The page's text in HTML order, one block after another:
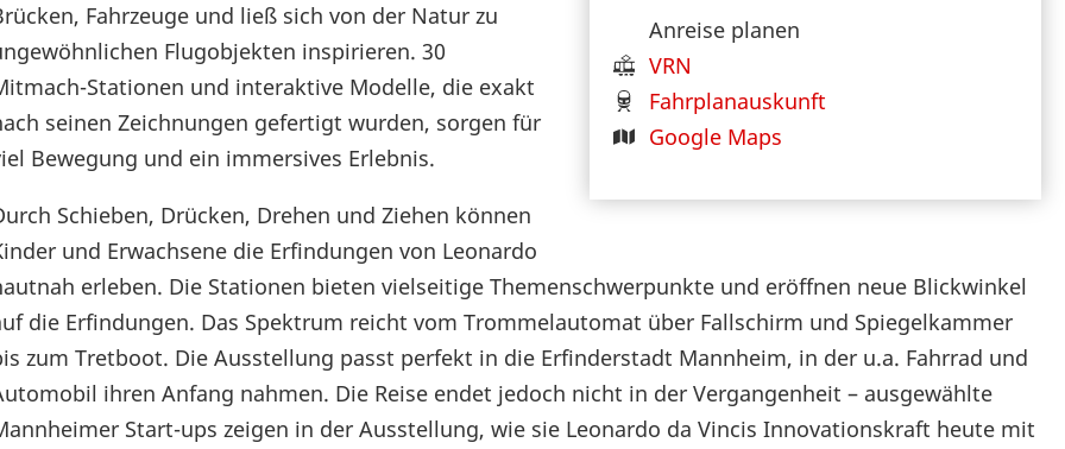
Anreise planen
VRN
Fahrplanauskunft
Google Maps
Fahrzeuge und ließ sich von der Natur zu
Flugobjekten inspirieren. 30
Stationen und interaktive Modelle, die exakt
seinen Zeichnungen gefertigt wurden, sorgen für
Bewegung und ein immersives Erlebnis.
Schieben, Drücken, Drehen und Ziehen können
und Erwachsene die Erfindungen von Leonardo
erleben. Die Stationen bieten vielseitige Themenschwerpunkte und eröffnen neue Blickwinkel
die Erfindungen. Das Spektrum reicht vom Trommelautomat über Fallschirm und Spiegelkammer
zum Tretboot. Die Ausstellung passt perfekt in die Erfinderstadt Mannheim, in der u.a. Fahrrad und
ihren Anfang nahmen. Die Reise endet jedoch nicht in der Vergangenheit – ausgewählte
Start-ups zeigen in der Ausstellung, wie sie Leonardo da Vincis Innovationskraft heute mit